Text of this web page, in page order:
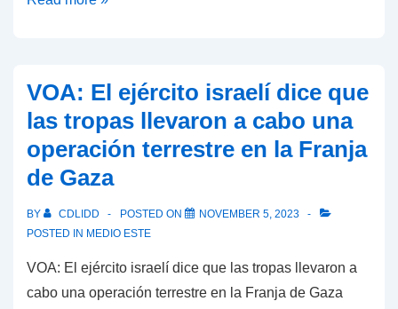
se
dividió
por
la
I365
a
Zacarías
VOA: El ejército israelí dice que
las tropas llevaron a cabo una
operación terrestre en la Franja
de Gaza
BY CDLIDD POSTED ON
NOVEMBER 5, 2023
POSTED IN MEDIO ESTE
VOA: El ejército israelí dice que las tropas llevaron a
cabo una operación terrestre en la Franja de Gaza